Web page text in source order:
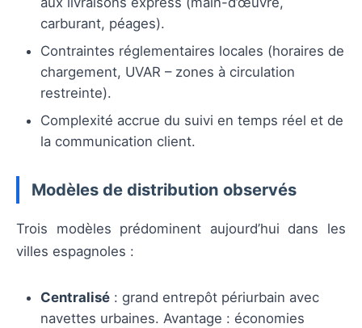
carburant, péages).
Contraintes réglementaires locales (horaires de
chargement, UVAR – zones à circulation
restreinte).
Complexité accrue du suivi en temps réel et de
la communication client.
Modèles de distribution observés
Trois modèles prédominent aujourd’hui dans les
villes espagnoles :
Centralisé : grand entrepôt périurbain avec
navettes urbaines. Avantage : économies